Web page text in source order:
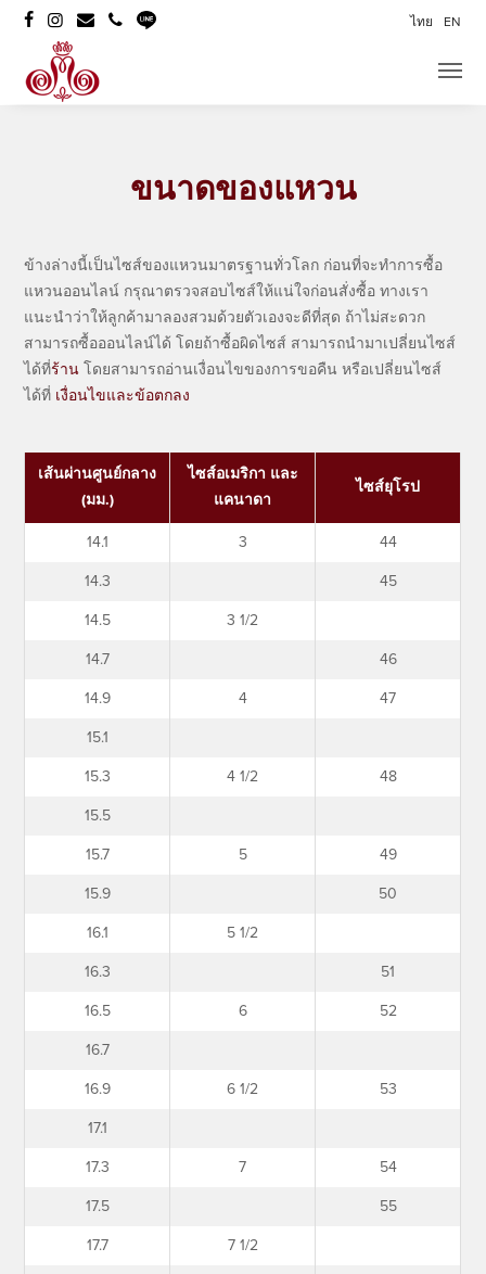
ไทย EN
ขนาดของแหวน
ข้างล่างนี้เป็นไซส์ของแหวนมาตรฐานทั่วโลก ก่อนที่จะทำการซื้อ
แหวนออนไลน์ กรุณาตรวจสอบไซส์ให้แน่ใจก่อนสั่งซื้อ ทางเรา
แนะนำว่าให้ลูกค้ามาลองสวมด้วยตัวเองจะดีที่สุด ถ้าไม่สะดวก
สามารถซื้อออนไลน์ได้ โดยถ้าซื้อผิดไซส์ สามารถนำมาเปลี่ยนไซส์
ได้ที่ร้าน โดยสามารถอ่านเงื่อนไขของการขอคืน หรือเปลี่ยนไซส์
ได้ที่ เงื่อนไขและข้อตกลง
เส้นผ่านศูนย์กลาง
(มม.)
ไซส์อเมริกา และ
แคนาดา
ไซส์ยุโรป
14.1 3 44
14.3 45
14.5 3 1/2
14.7 46
14.9 4 47
15.1
15.3 4 1/2 48
15.5
15.7 5 49
15.9 50
16.1 5 1/2
16.3 51
16.5 6 52
16.7
16.9 6 1/2 53
17.1
17.3 7 54
17.5 55
17.7 7 1/2